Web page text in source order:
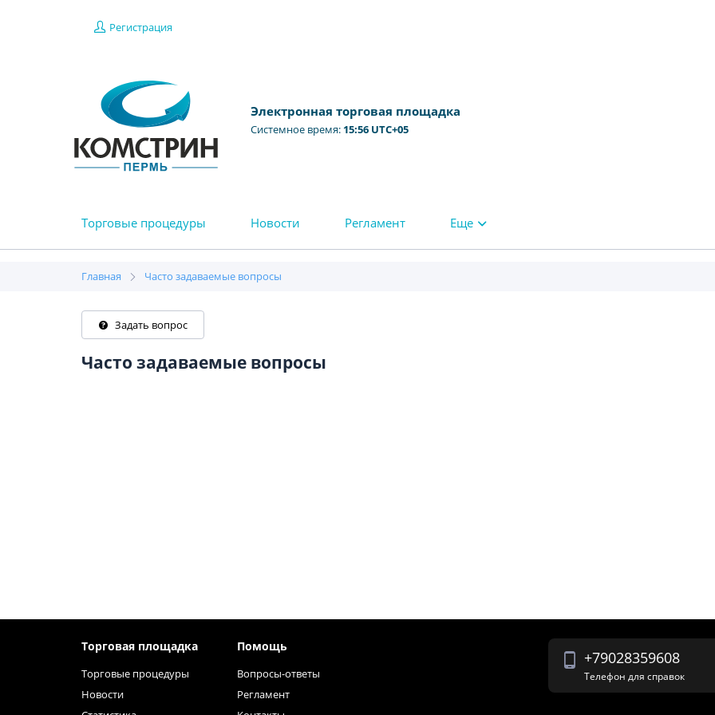
Регистрация
Электронная торговая площадка
Системное время: 15:56 UTC+05
Торговые процедуры Новости Регламент Еще
Главная Часто задаваемые вопросы
Задать вопрос
Часто задаваемые вопросы
+79028359608
Телефон для справок
Торговая площадка
Торговые процедуры
Новости
Помощь
Вопросы-ответы
Регламент